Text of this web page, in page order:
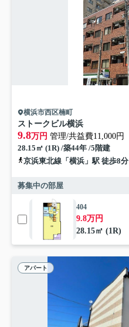
横浜市西区楠町
ストークビル横浜
9.8万円 管理/共益費11,000円
28.15㎡ (1R) /築44年 /5階建
京浜東北線「横浜」駅 徒歩8分
募集中の部屋
404
9.8万円
28.15㎡ (1R)
アパート